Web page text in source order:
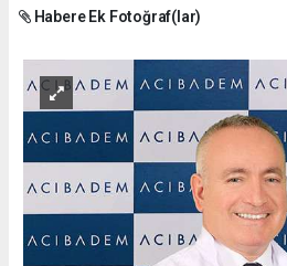
Habere Ek Fotoğraf(lar)